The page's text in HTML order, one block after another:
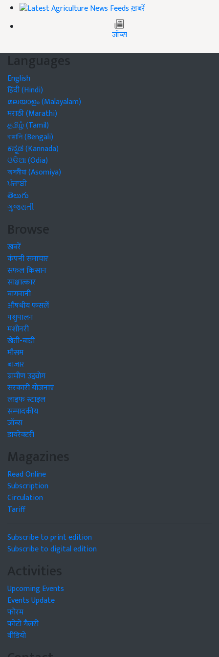
ख़बरें
जॉब्स
Languages
English
हिंदी (Hindi)
മലയാളം (Malayalam)
मराठी (Marathi)
தமிழ் (Tamil)
বাঙালি (Bengali)
ಕನ್ನಡ (Kannada)
ଓଡିଆ (Odia)
অসমীয়া (Asomiya)
ਪੰਜਾਬੀ
తెలుగు
ગુજરાતી
Browse
खबरें
कंपनी समाचार
सफल किसान
साक्षात्कार
बागवानी
औषधीय फसलें
पशुपालन
मशीनरी
खेती-बाड़ी
मौसम
बाजार
ग्रामीण उद्द्योग
सरकारी योजनाएं
लाइफ स्टाइल
सम्पादकीय
जॉब्स
डायरेक्टरी
Magazines
Read Online
Subscription
Circulation
Tariff
Subscribe to print edition
Subscribe to digital edition
Activities
Upcoming Events
Events Update
फोरम
फोटो गैलरी
वीडियो